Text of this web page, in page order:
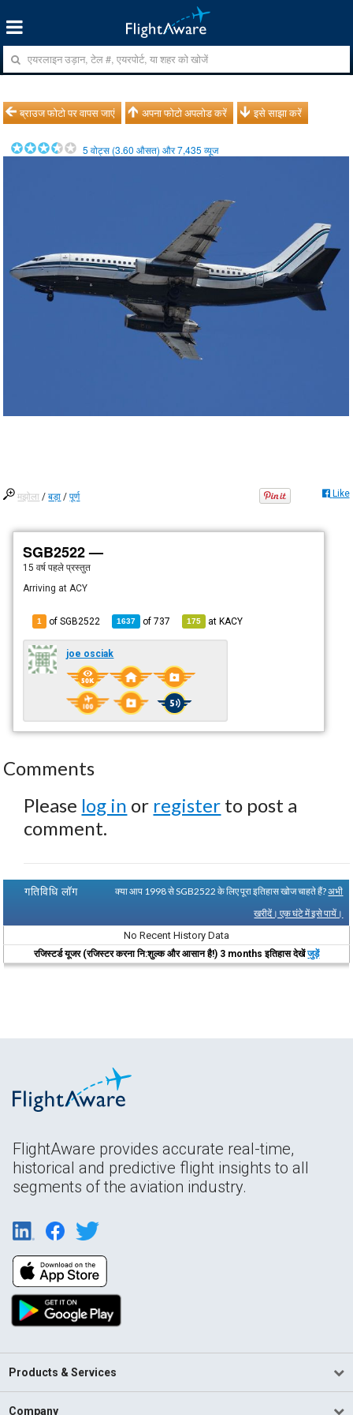
ब्राउज फोटो पर वापस जाएं अपना फोटो अपलोड करें इसे साझा करें
5 वोट्स (3.60 औसत) और7,435 व्यूज
मझोला /बड़ा /पूर्ण Like
SGB2522 —
15 वर्ष पहले प्रस्तुत
Arriving at ACY
1 of SGB2522 1637 of737 175 atKACY
joe osciak
Comments
Please log in or register to post a
comment.
गतिविधि लॉग क्या आप 1998 से SGB2522 के लिए पूरा इतिहास खोज चाहते हैं?अभी
खरीदें। एक घंटे में इसे पायें।
No Recent History Data
रजिस्टर्ड यूजर (रजिस्टर करना नि:शुल्क और आसान है!) 3 months इतिहास देखेंजुड़ें
FlightAware provides accurate real-time,
historical and predictive flight insights to all
segments of the aviation industry.
Products & Services
Company